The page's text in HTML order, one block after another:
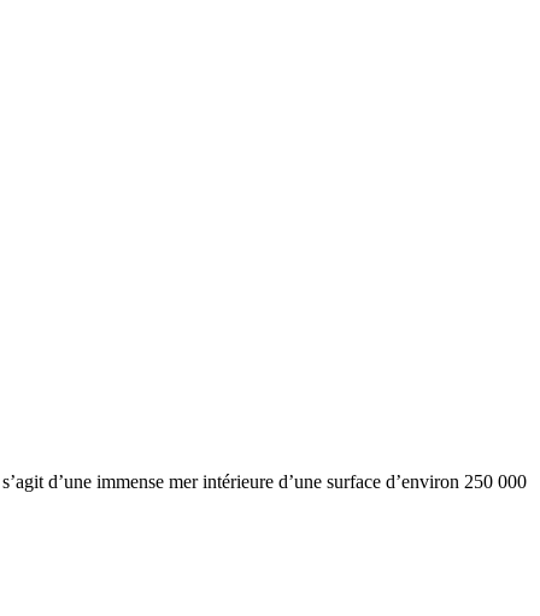
d’une immense mer intérieure d’une surface d’environ 250 000